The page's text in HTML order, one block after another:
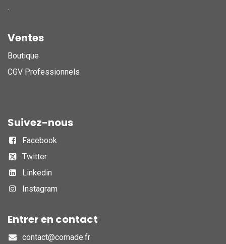
.
Ventes
Boutique
CGV Professionnels
Suivez-nous
Facebook
Twitter
Linkedin
Instagram
Entrer en contact
contact@comade.fr